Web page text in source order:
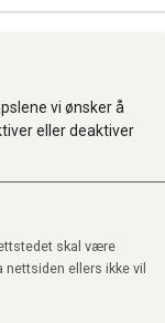
vi ønsker å
eller deaktiver
skal være
nettsiden ellers ikke vil